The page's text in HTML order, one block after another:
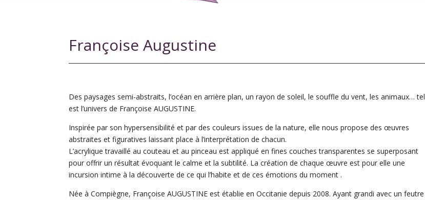
Françoise Augustine
Des paysages semi-abstraits, l’océan en arrière plan, un rayon de soleil, le souffle du vent, les animaux… tel
est l’univers de Françoise AUGUSTINE.
Inspirée par son hypersensibilité et par des couleurs issues de la nature, elle nous propose des œuvres
abstraites et figuratives laissant place à l’interprétation de chacun.
L’acrylique travaillé au couteau et au pinceau est appliqué en fines couches transparentes se superposant
pour offrir un résultat évoquant le calme et la subtilité. La création de chaque œuvre est pour elle une
incursion intime à la découverte de ce qui l’habite et de ces émotions du moment .
Née à Compiègne, Françoise AUGUSTINE est établie en Occitanie depuis 2008. Ayant grandi avec un feutre